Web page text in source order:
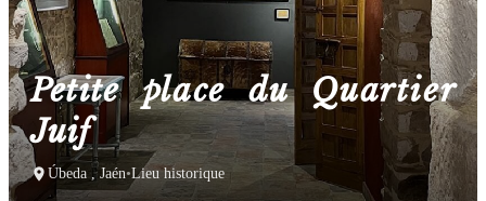
Petite place du Quartier
Juif
Úbeda , Jaén•Lieu historique